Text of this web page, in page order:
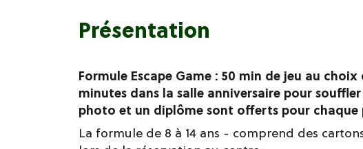
Présentation
Formule Escape Game : 50 min de jeu au
minutes dans la salle anniversaire pour
photo et un diplôme sont offerts pour
La formule de 8 à 14 ans - comprend des